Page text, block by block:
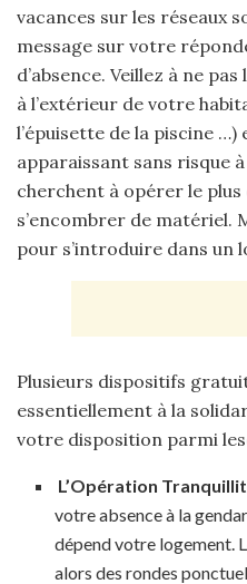
vacances sur les réseaux
message sur votre
d’absence. Veillez à ne
à l’extérieur de votre
l’épuisette de la piscine
apparaissant sans risque
cherchent à opérer le
s’encombrer de matériel.
pour s’introduire dans un
Plusieurs dispositifs
essentiellement à la
votre disposition parmi
L’Opération
votre absence à la
dépend votre logement.
alors des rondes